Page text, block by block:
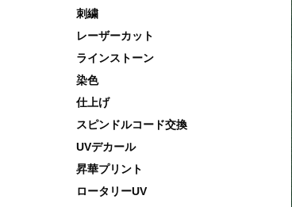
刺繍
レーザーカット
ラインストーン
染色
仕上げ
スピンドルコード交換
UVデカール
昇華プリント
ロータリーUV